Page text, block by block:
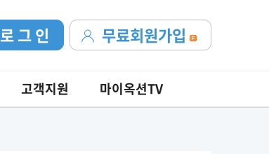
무료회원가입
로 그 인
고객지원 마이옥션TV